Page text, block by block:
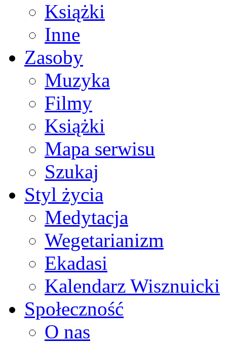
Książki
Inne
Zasoby
Muzyka
Filmy
Książki
Mapa serwisu
Szukaj
Styl życia
Medytacja
Wegetarianizm
Ekadasi
Kalendarz Wisznuicki
Społeczność
O nas